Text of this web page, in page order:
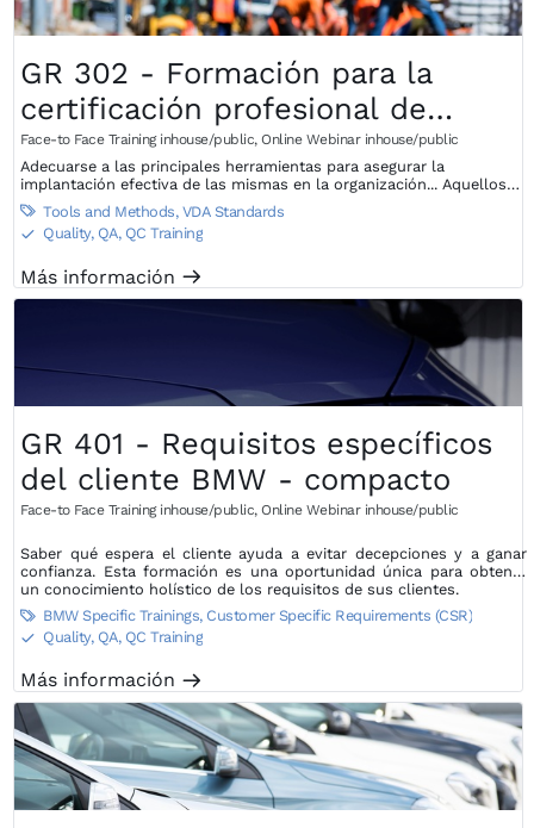
GR 302 - Formación para la
certificación profesional de
herramientas básicas de
automotrices
Face-to Face Training inhouse/public, Online Webinar inhouse/public
Adecuarse a las principales herramientas para asegurar la
implantación efectiva de las mismas en la organización... Aquellos
que quieran familiarizarse con las principales herramientas de
calidad automotriz en una semana pueden conseguir esta
cualificación en sólo 5 días.
 Tools and Methods, VDA Standards
S Quality, QA, QC Training
Más información m
GR 401 - Requisitos específicos
del cliente BMW - compacto
Face-to Face Training inhouse/public, Online Webinar inhouse/public
Saber qué espera el cliente ayuda a evitar decepciones y a ganar
confianza. Esta formación es una oportunidad única para obtener
un conocimiento holístico de los requisitos de sus clientes.
 BMW Specific Trainings, Customer Specific Requirements (CSR)
S Quality, QA, QC Training
Más información m